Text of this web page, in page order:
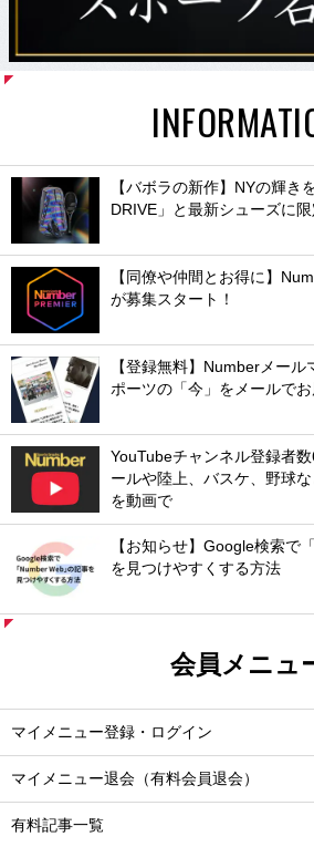
【バボラの新作】NYの輝き
DRIVE」と最新シューズに
【同僚や仲間とお得に】
が募集スタート！
【登録無料】Numberメー
ポーツの「今」をメールでお
YouTubeチャンネル登録者
ールや陸上、バスケ、野球
を動画で
【お知らせ】Google検索で
を見つけやすくする方法
会員メニュ
マイメニュー登録・ログイン
マイメニュー退会（有料会員退会）
有料記事一覧